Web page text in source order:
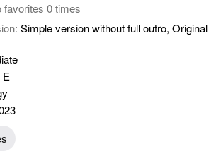
favorites 0 times
Simple version without full outro, Original